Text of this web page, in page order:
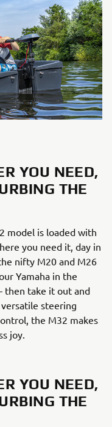
YOU NEED,
THE
model is loaded with
you need it, day in
nifty M20 and M26
Yamaha in the
then take it out and
steering
the M32 makes
joy.
YOU NEED,
THE